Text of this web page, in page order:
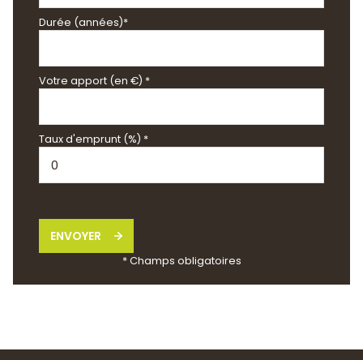
Durée (années)*
Votre apport (en €) *
Taux d'emprunt (%) *
ENVOYER
* Champs obligatoires